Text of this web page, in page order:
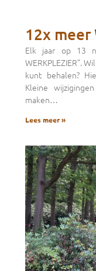
12x
Elk jaar op 13
WERKPLEZIER”.
kunt behalen?
Kleine
maken…
Lees meer »